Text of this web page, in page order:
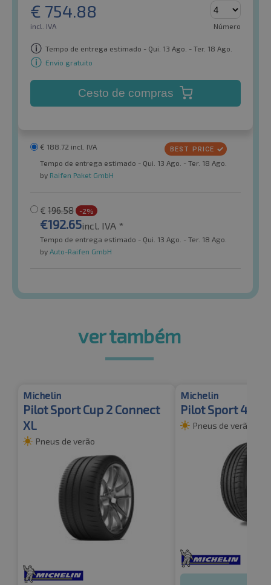
€ 754.88
incl. IVA Número
Tempo de entrega estimado - Qui. 13 Ago. - Ter. 18 Ago.
Envio gratuito
Cesto de compras
€ 188.72 incl. IVA
Tempo de entrega estimado - Qui. 13 Ago. - Ter. 18 Ago.
by Raifen Paket GmbH
€ 196.58 -2%
€192.65incl. IVA *
Tempo de entrega estimado - Qui. 13 Ago. - Ter. 18 Ago.
by Auto-Raifen GmbH
ver também
Michelin
Pilot Sport Cup 2 Connect
XL
Pneus de verão
Michelin
Pilot Sport 4 XL
Pneus de verão